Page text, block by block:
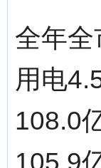
全年
用电
108.0
105.9